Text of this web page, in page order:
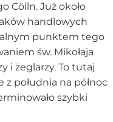
Cölln. Już około
handlowych
punktem tego
św. Mikołaja
i żeglarzy. To tutaj
z południa na północ
szybki